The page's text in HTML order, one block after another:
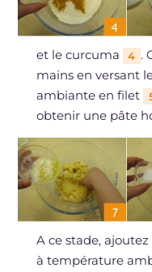
et le curcuma 4 .
mains en versant
ambiante en filet
obtenir une pâte
A ce stade,
à température